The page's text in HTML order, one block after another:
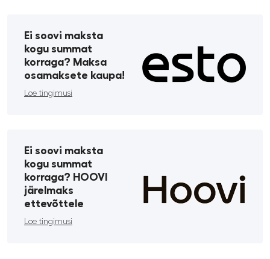
Ei soovi maksta
kogu summat
korraga? Maksa
osamaksete kaupa!
Loe tingimusi
Ei soovi maksta
kogu summat
korraga? HOOVI
järelmaks
ettevõttele
Loe tingimusi